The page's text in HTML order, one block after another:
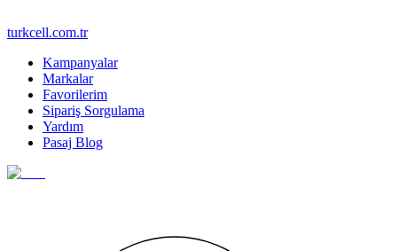
turkcell.com.tr
Kampanyalar
Markalar
Favorilerim
Sipariş Sorgulama
Yardım
Pasaj Blog